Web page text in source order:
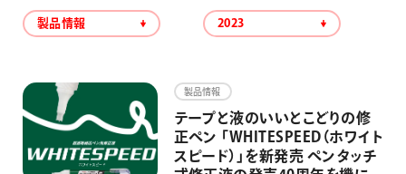
ブラッシュ（筆）
その他
採用情報
運営会社
製品情報 2023
製品情報
テープと液のいいとこどりの修
正ペン 「WHITESPEED（ホワイト
スピード）」を新発売 ペンタッチ